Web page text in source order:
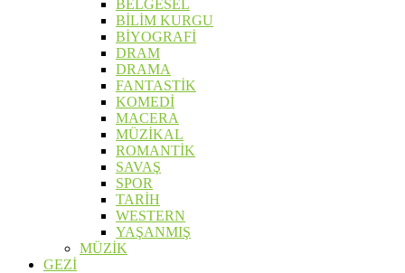
BELGESEL
BİLİM KURGU
BİYOGRAFİ
DRAM
DRAMA
FANTASTİK
KOMEDİ
MACERA
MÜZİKAL
ROMANTİK
SAVAŞ
SPOR
TARİH
WESTERN
YAŞANMIŞ
MÜZİK
GEZİ